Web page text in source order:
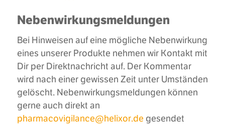
Nebenwirkungsmeldungen
Bei Hinweisen auf eine mögliche Nebenwirkung
eines unserer Produkte nehmen wir Kontakt mit
Dir per Direktnachricht auf. Der Kommentar
wird nach einer gewissen Zeit unter Umständen
gelöscht. Nebenwirkungsmeldungen können
gerne auch direkt an
pharmacovigilance@helixor.de gesendet